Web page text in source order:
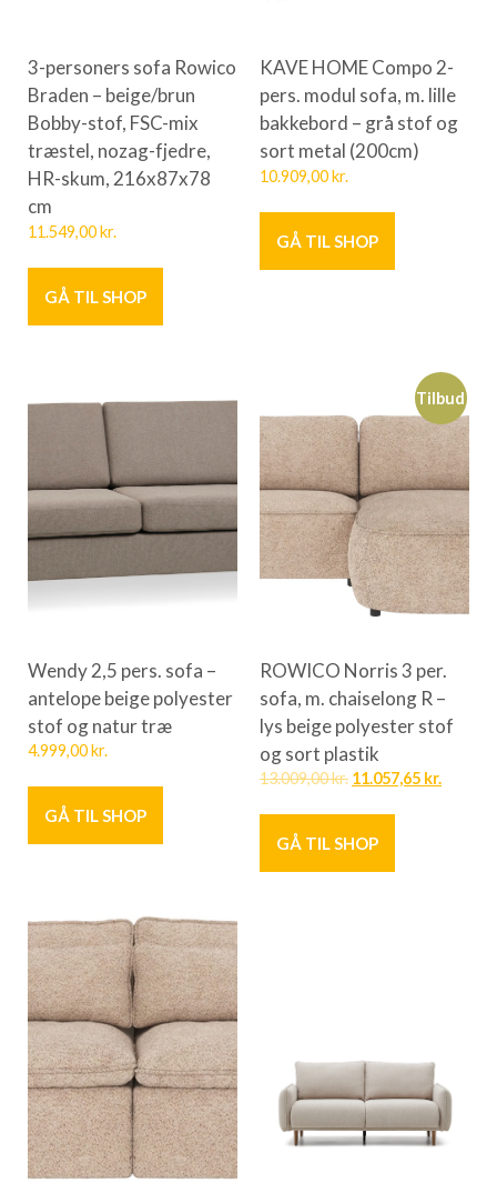
3-personers sofa Rowico
Braden – beige/brun
Bobby-stof, FSC-mix
træstel, nozag-fjedre,
HR-skum, 216x87x78
cm
11.549,00kr.
GÅ TIL SHOP
KAVE HOME Compo 2-
pers. modul sofa, m. lille
bakkebord – grå stof og
sort metal (200cm)
10.909,00kr.
GÅ TIL SHOP
Wendy 2,5 pers. sofa –
antelope beige polyester
stof og natur træ
4.999,00kr.
GÅ TIL SHOP
Tilbud
ROWICO Norris 3 per.
sofa, m. chaiselong R –
lys beige polyester stof
og sort plastik
13.009,00kr. 11.057,65 kr.
GÅ TIL SHOP